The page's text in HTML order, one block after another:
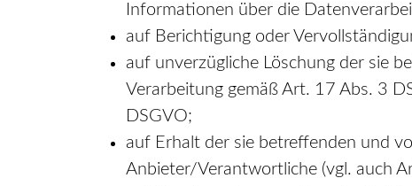
Informationen über die
auf Berichtigung oder
auf unverzügliche Löschung der sie
Verarbeitung gemäß Art. 17 Abs. 3
DSGVO;
auf Erhalt der sie betreffenden und
Anbieter/Verantwortliche (vgl. auch